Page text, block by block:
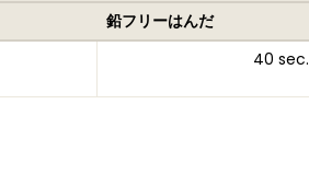
鉛フリーはんだ
40 sec.